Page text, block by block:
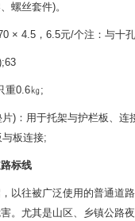
螺丝套件)。
4.5，6.5元/个注：与十孔
0.6㎏;
用于托架与护栏板、连
板连接;
标线
往被广泛使用的普通道路
。尤其是山区、乡镇公路